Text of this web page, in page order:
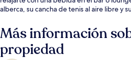
alberca, su cancha de tenis al aire libre y
Más información
propiedad